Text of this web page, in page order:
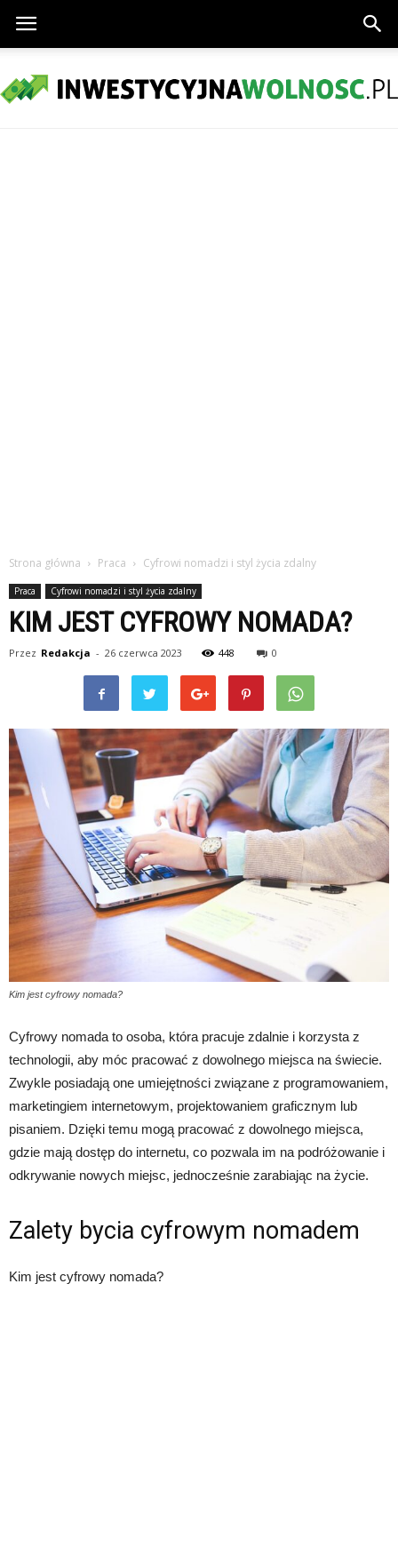
Strona główna Praca Cyfrowi nomadzi i styl życia zdalny
Praca Cyfrowi nomadzi i styl życia zdalny
KIM JEST CYFROWY NOMADA?
Przez Redakcja - 26 czerwca 2023 448 0
Kim jest cyfrowy nomada?
Cyfrowy nomada to osoba, która pracuje zdalnie i korzysta z
technologii, aby móc pracować z dowolnego miejsca na świecie.
Zwykle posiadają one umiejętności związane z programowaniem,
marketingiem internetowym, projektowaniem graficznym lub
pisaniem. Dzięki temu mogą pracować z dowolnego miejsca,
gdzie mają dostęp do internetu, co pozwala im na podróżowanie i
odkrywanie nowych miejsc, jednocześnie zarabiając na życie.
Zalety bycia cyfrowym nomadem
Kim jest cyfrowy nomada?